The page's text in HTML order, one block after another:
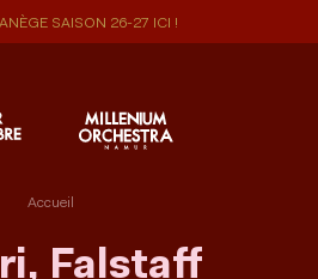
SAISON 26-27 ICI !
Accueil
Falstaff